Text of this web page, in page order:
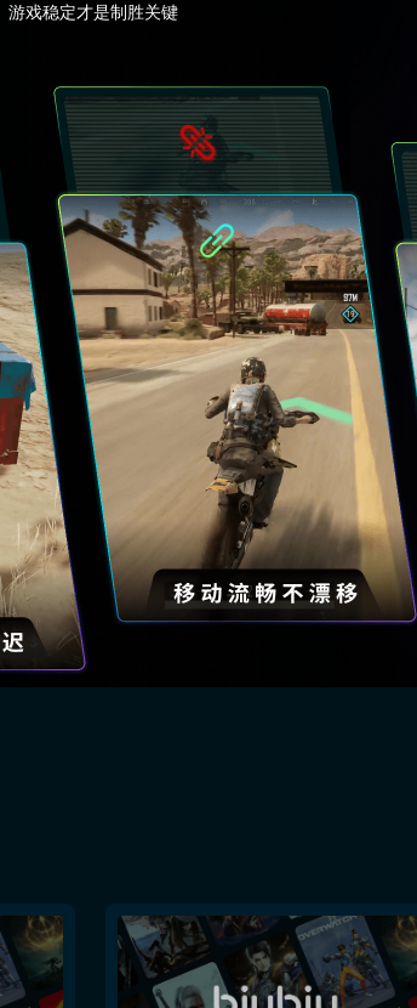
游戏稳定才是制胜关键